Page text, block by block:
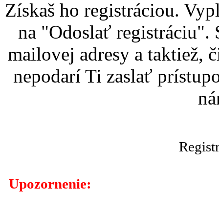
Získaš ho registráciou.
na "Odoslať registráciu".
mailovej adresy a taktiež,
nepodarí Ti zaslať
Upozornenie: